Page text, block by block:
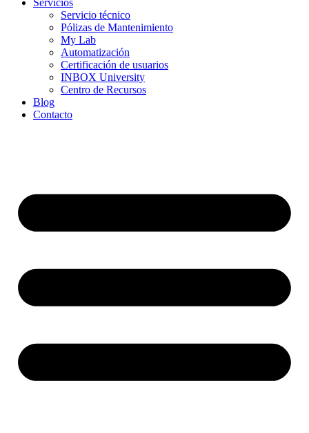
Servicio técnico
Pólizas de Mantenimiento
My Lab
Automatización
Certificación de usuarios
INBOX University
Centro de Recursos
Blog
Contacto